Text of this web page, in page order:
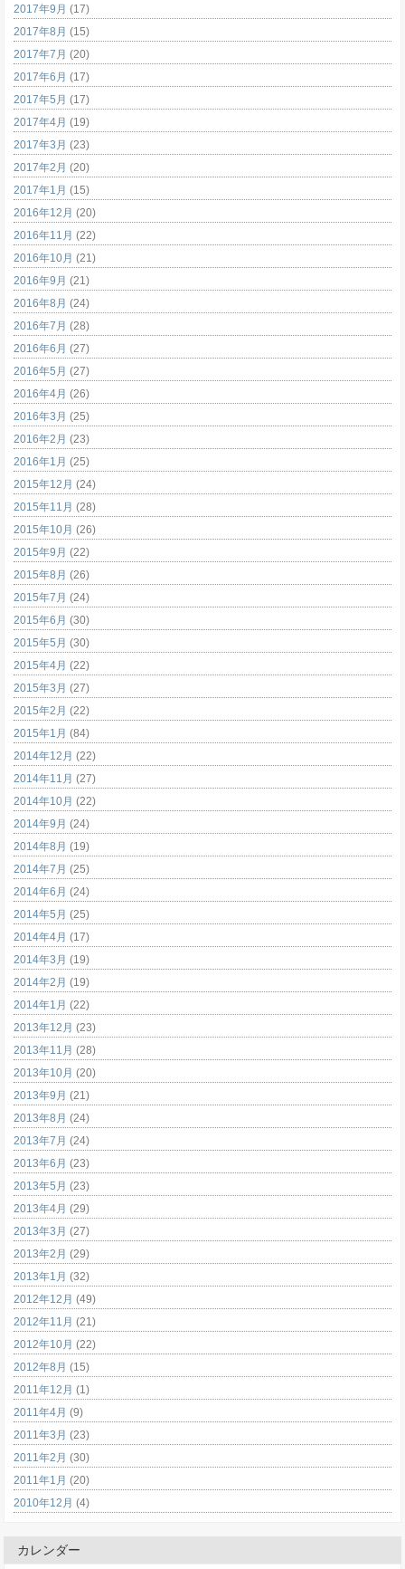
2017年9月 (17)
2017年8月 (15)
2017年7月 (20)
2017年6月 (17)
2017年5月 (17)
2017年4月 (19)
2017年3月 (23)
2017年2月 (20)
2017年1月 (15)
2016年12月 (20)
2016年11月 (22)
2016年10月 (21)
2016年9月 (21)
2016年8月 (24)
2016年7月 (28)
2016年6月 (27)
2016年5月 (27)
2016年4月 (26)
2016年3月 (25)
2016年2月 (23)
2016年1月 (25)
2015年12月 (24)
2015年11月 (28)
2015年10月 (26)
2015年9月 (22)
2015年8月 (26)
2015年7月 (24)
2015年6月 (30)
2015年5月 (30)
2015年4月 (22)
2015年3月 (27)
2015年2月 (22)
2015年1月 (84)
2014年12月 (22)
2014年11月 (27)
2014年10月 (22)
2014年9月 (24)
2014年8月 (19)
2014年7月 (25)
2014年6月 (24)
2014年5月 (25)
2014年4月 (17)
2014年3月 (19)
2014年2月 (19)
2014年1月 (22)
2013年12月 (23)
2013年11月 (28)
2013年10月 (20)
2013年9月 (21)
2013年8月 (24)
2013年7月 (24)
2013年6月 (23)
2013年5月 (23)
2013年4月 (29)
2013年3月 (27)
2013年2月 (29)
2013年1月 (32)
2012年12月 (49)
2012年11月 (21)
2012年10月 (22)
2012年8月 (15)
2011年12月 (1)
2011年4月 (9)
2011年3月 (23)
2011年2月 (30)
2011年1月 (20)
2010年12月 (4)
カレンダー